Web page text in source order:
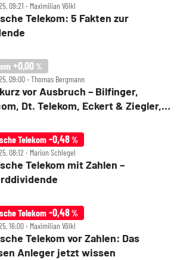
09:21 ‧ Maximilian Völkl
Telekom: 5 Fakten zur
+0,00 %
09:00 ‧ Thomas Bergmann
vor Ausbruch – Bilfinger,
Dt. Telekom, Eckert & Ziegler,
Telekom -0,48%
08:12 ‧ Marion Schlegel
Telekom mit Zahlen –
Telekom -0,48%
16:00 ‧ Maximilian Völkl
Telekom vor Zahlen: Das
Anleger jetzt wissen